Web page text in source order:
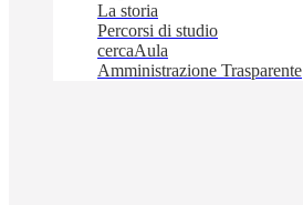
La storia
Percorsi di studio
cercaAula
Amministrazione Trasparente